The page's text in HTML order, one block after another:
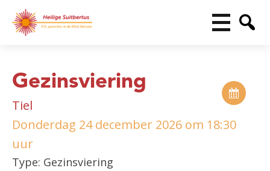
Gezinsviering
Tiel
Donderdag 24 december 2026 om 18:30
uur
Type: Gezinsviering